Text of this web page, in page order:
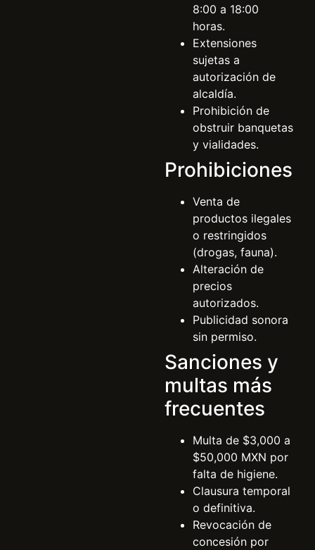
8:00 a 18:00
horas.
Extensiones
sujetas a
autorización de
alcaldía.
Prohibición de
obstruir banquetas
y vialidades.
Prohibiciones
Venta de
productos ilegales
o restringidos
(drogas, fauna).
Alteración de
precios
autorizados.
Publicidad sonora
sin permiso.
Sanciones y
multas más
frecuentes
Multa de $3,000 a
$50,000 MXN por
falta de higiene.
Clausura temporal
o definitiva.
Revocación de
concesión por